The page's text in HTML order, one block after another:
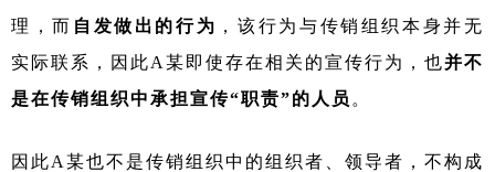
理，而 自发做出的行为 ，该行为与传销组织本身并无
实际联系，因此A某即使存在相关的宣传行为，也并不
是在传销组织中承担宣传“职责”的人员 。
因此A某也不是传销组织中的组织者、领导者，不构成